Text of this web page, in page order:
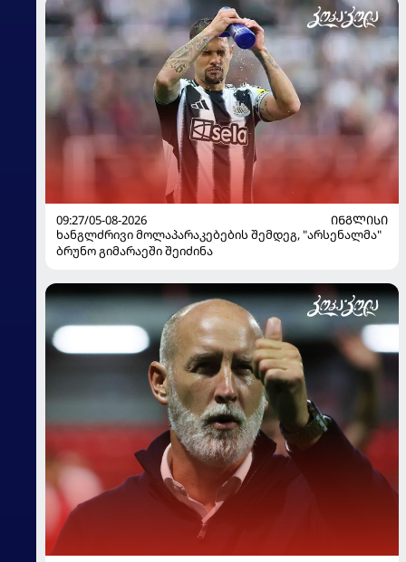
09:27/05-08-2026
ᲘᲜᲒᲚᲘᲡᲘ
ხანგლძრივი მოლაპარაკებების შემდეგ, "არსენალმა"
ბრუნო გიმარაეში შეიძინა